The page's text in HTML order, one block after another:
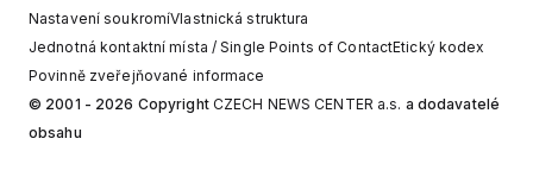
Nastavení soukromíVlastnická struktura
Jednotná kontaktní místa / Single Points of ContactEtický kodex
Povinně zveřejňované informace
© 2001 - 2026 Copyright CZECH NEWS CENTER a.s. a dodavatelé
obsahu